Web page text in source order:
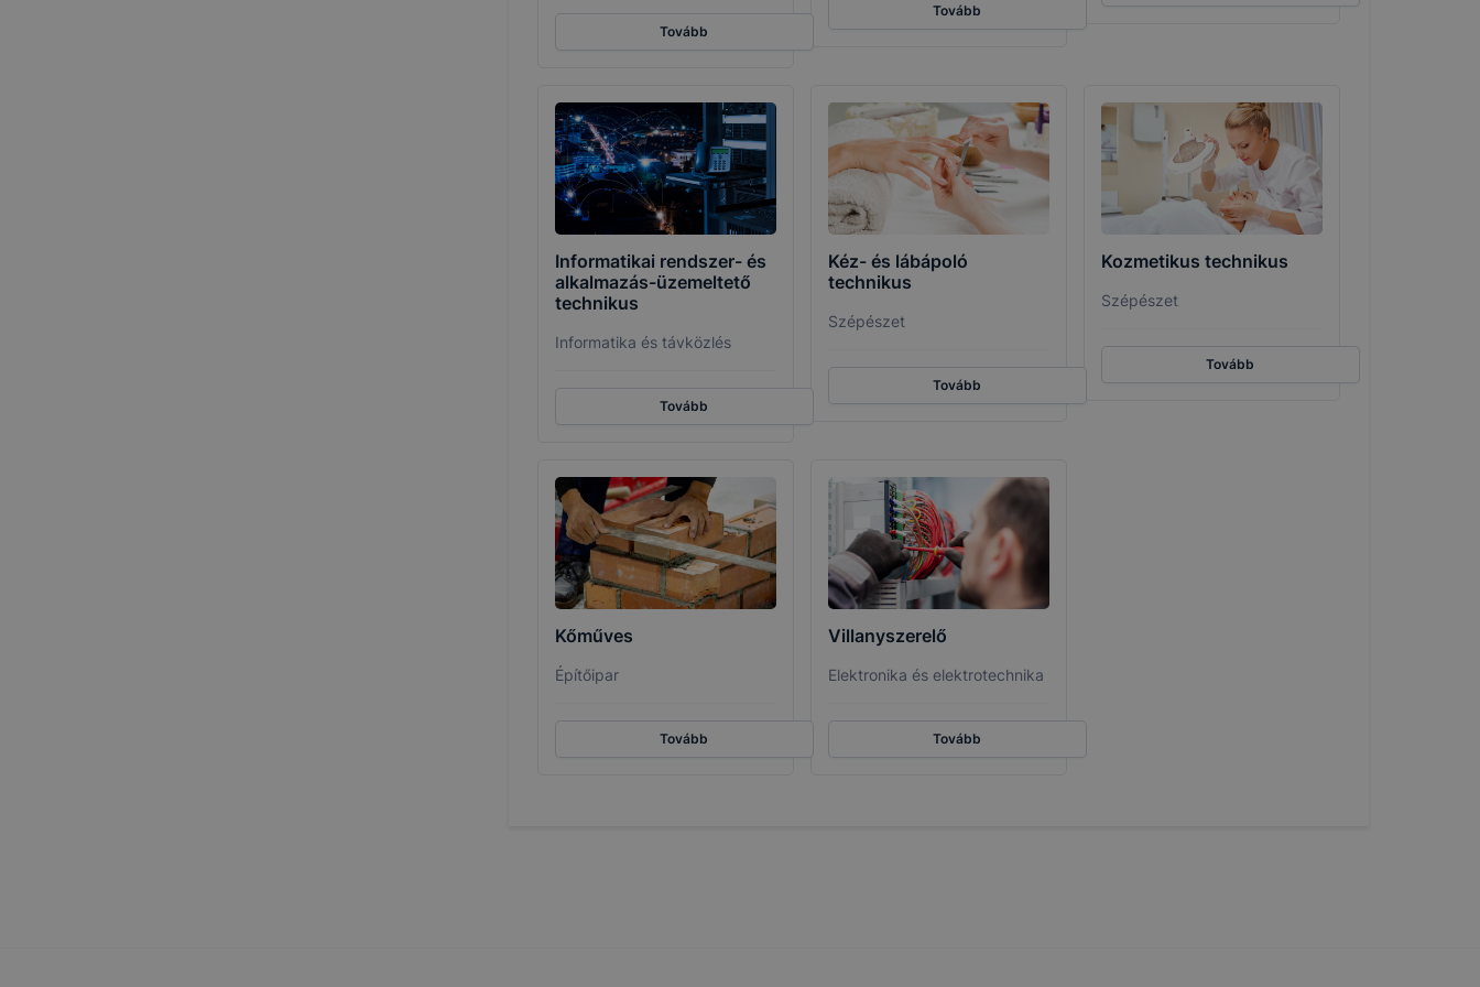
Tovább
Tovább
Informatikai rendszer- és
alkalmazás-üzemeltető
technikus
Informatika és távközlés
Tovább
Kéz- és lábápoló
technikus
Szépészet
Tovább
Kozmetikus technikus
Szépészet
Tovább
Kőműves
Építőipar
Tovább
Villanyszerelő
Elektronika és elektrotechnika
Tovább